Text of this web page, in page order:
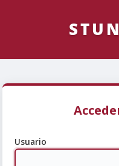
Usuario